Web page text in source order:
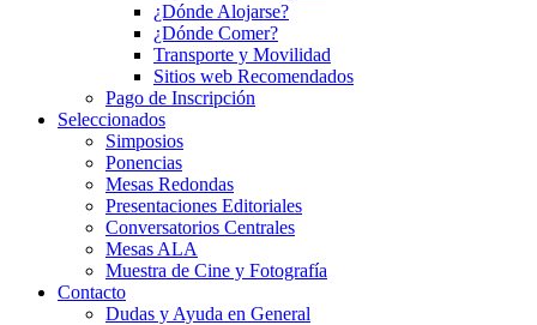
¿Dónde Alojarse?
¿Dónde Comer?
Transporte y Movilidad
Sitios web Recomendados
Pago de Inscripción
Seleccionados
Simposios
Ponencias
Mesas Redondas
Presentaciones Editoriales
Conversatorios Centrales
Mesas ALA
Muestra de Cine y Fotografía
Contacto
Dudas y Ayuda en General